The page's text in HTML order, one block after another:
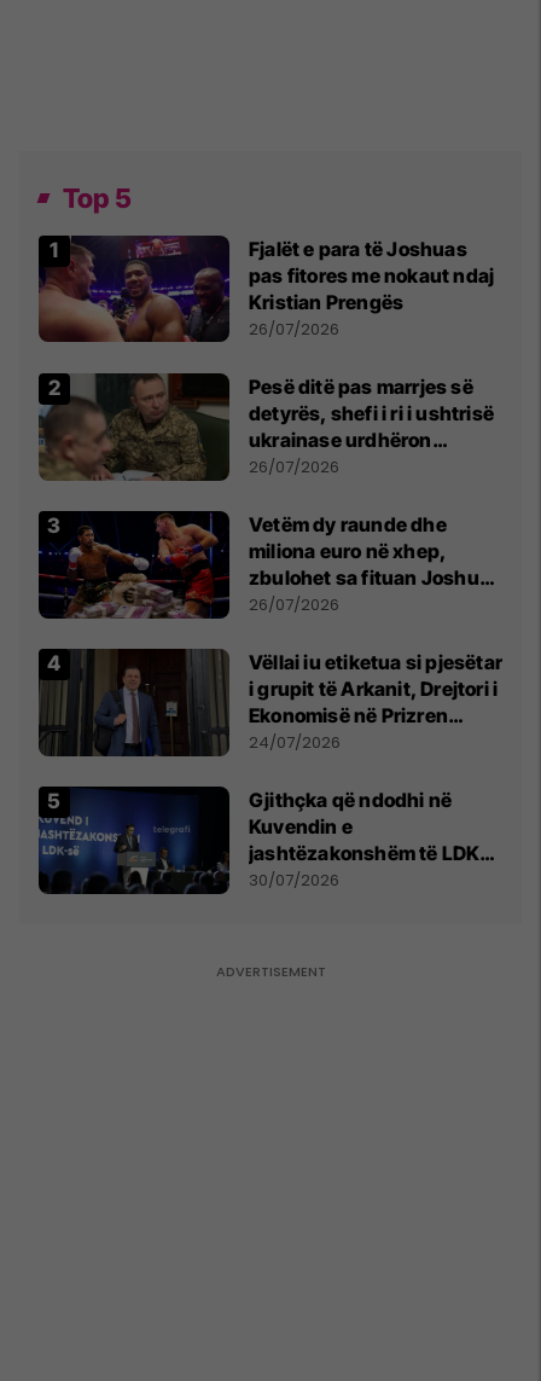
Top 5
Fjalët e para të Joshuas
pas fitores me nokaut ndaj
Kristian Prengës
26/07/2026
Pesë ditë pas marrjes së
detyrës, shefi i ri i ushtrisë
ukrainase urdhëron
kontroll të madh
26/07/2026
Vetëm dy raunde dhe
miliona euro në xhep,
zbulohet sa fituan Joshua
e Prenga
26/07/2026
Vëllai iu etiketua si pjesëtar
i grupit të Arkanit, Drejtori i
Ekonomisë në Prizren
mohon pretendimet
24/07/2026
Gjithçka që ndodhi në
Kuvendin e
jashtëzakonshëm të LDK-
së
30/07/2026